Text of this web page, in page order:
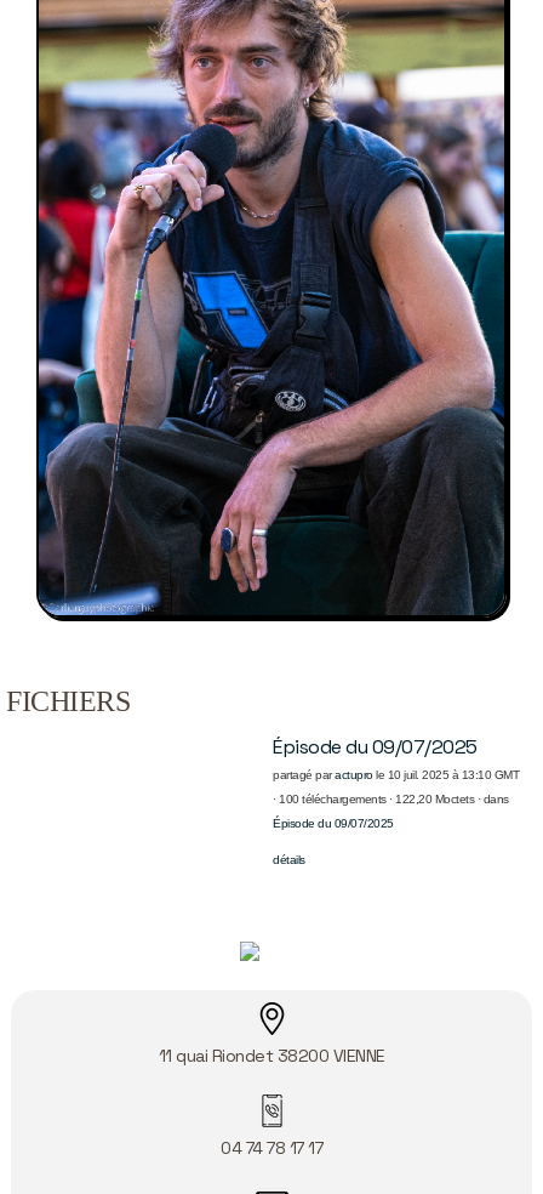
FICHIERS
Épisode du 09/07/2025
partagé paractuprole 10 juil. 2025 à 13:10 GMT
· 100 téléchargements · 122,20 Moctets · dans
Épisode du 09/07/2025
détails
11 quai Riondet 38200 VIENNE
04 74 78 17 17